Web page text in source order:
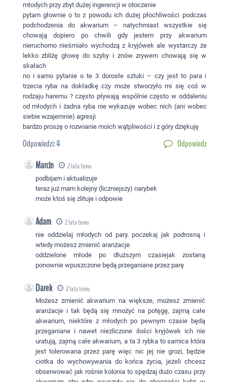
młodych przy zbyt dużej ingerencji w otoczenie
pytam głownie o to z powodu ich dużej płochliwości podczas
podchodzenia do akwarium – natychmiast wszystkie się
chowają dopiero po chwili gdy jestem przy akwarium
nieruchomo nieśmiało wychodzą z kryjówek ale wystarczy że
lekko zbliżę głowę do szyby i znów zrywem chowają się w
skałach
no i samo pytanie o te 3 dorosłe sztuki – czy jest to para i
trzecia ryba na dokładkę czy może stworzyło mi się coś w
rodzaju haremu ? często pływają wspólnie często w oddaleniu
od młodych i żadna ryba nie wykazuje wobec nich (ani wobec
siebie wzajemnie) agresji
bardzo proszę o rozwianie moich wątpliwości i z góry dziękuję
Odpowiedzi:4 Odpowiedz
Marcin 2 lata temu
podbijam i aktualizuje
teraz już mam kolejny (liczniejszy) narybek
może ktoś się zlituje i odpowie
Adam 2 lata temu
nie oddzielaj młodych od pary. poczekaj jak podrosną i
wtedy możesz zmienić aranżacje.
oddzielone młode po dłuższym czasiejak zostaną
ponownie wpuszczone będą przeganiane przez parę
Darek 2 lata temu
Możesz zmienić akwarium na większe, możesz zmienić
aranżacje i tak będą się mnożyć na potęgę, zajmą całe
akwarium, niektóre z młodych po pewnym czasie będą
przeganiane i nawet niezliczone ilości kryjówek ich nie
uratują, zajmą całe akwarium, a ta 3 rybka to samica która
jest tolerowana przez parę więc nic jej nie grozi, będzie
ciotka do wychowywania do końca życia, jeżeli chcesz
obserwować jak rośnie kolonia to spędzaj dużo czasu przy